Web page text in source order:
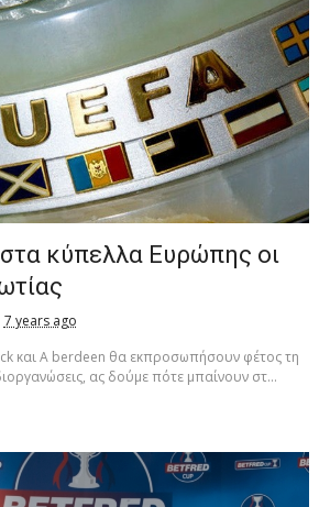
κύπελλα Ευρώπης οι
7 years ago
και Α berdeen θα εκπροσωπήσουν φέτος τη
ας δούμε πότε μπαίνουν στ...